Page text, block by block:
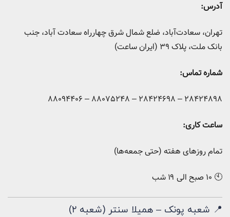
آدرس:
تهران، سعادت‌آباد، ضلع شمال‌ شرق چهارراه سعادت‌ آباد، جنب
بانک ملت، پلاک ۳۹ (ایران ساعت)
شماره تماس:
28424898 – 28424698 – 88075248 – 88094406
ساعت کاری:
تمام روزهای هفته (حتی جمعه‌ها)
🕙 ۱۰ صبح الی ۱۹ شب
📍 شعبه پونک – همیلا سنتر (شعبه ۲)